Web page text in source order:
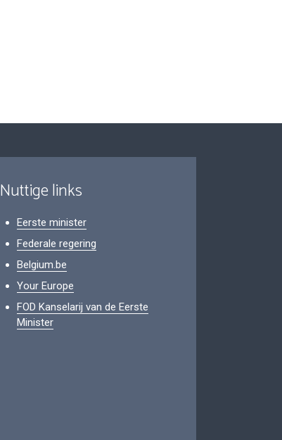
Nuttige links
Eerste minister
Federale regering
Belgium.be
Your Europe
FOD Kanselarij van de Eerste
Minister